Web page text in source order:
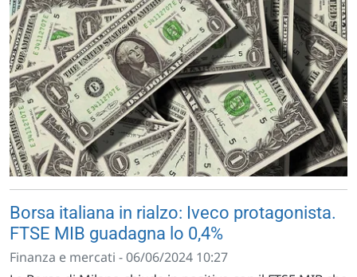
Borsa italiana in rialzo: Iveco protagonista.
FTSE MIB guadagna lo 0,4%
Finanza e mercati - 06/06/2024 10:27